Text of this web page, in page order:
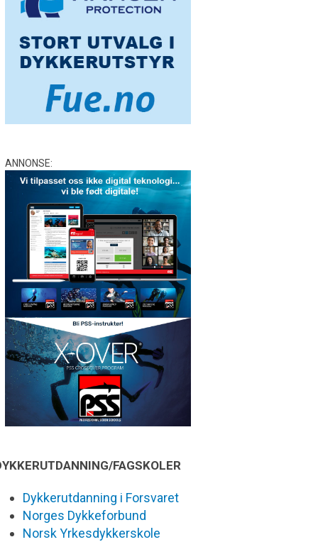
ANNONSE:
FAGSKOLER
Dykkerutdanning i Forsvaret
Norges Dykkeforbund
Norsk Yrkesdykkerskole